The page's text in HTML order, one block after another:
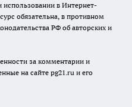
использовании в Интернет-
обязательна, в противном
РФ об авторских и
за комментарии и
на сайте pg21.ru и его